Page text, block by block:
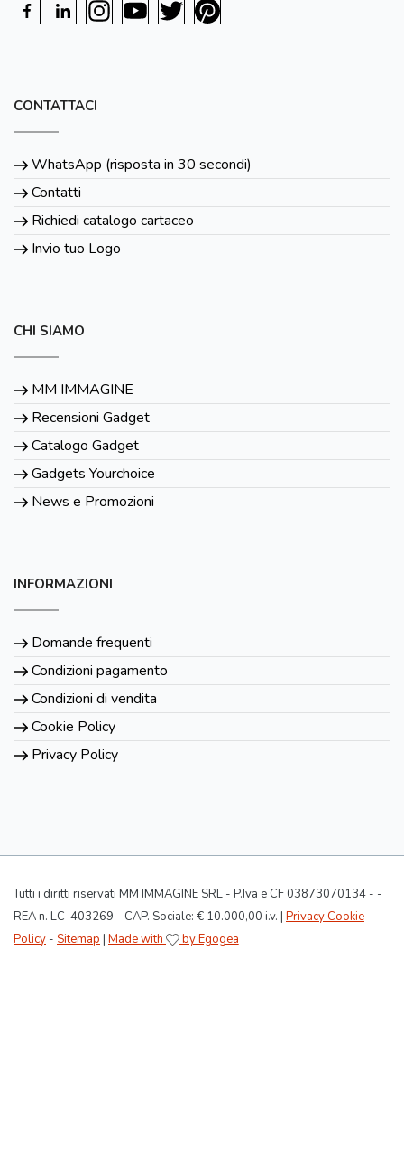
CONTATTACI
WhatsApp (risposta in 30 secondi)
Contatti
Richiedi catalogo cartaceo
Invio tuo Logo
CHI SIAMO
MM IMMAGINE
Recensioni Gadget
Catalogo Gadget
Gadgets Yourchoice
News e Promozioni
INFORMAZIONI
Domande frequenti
Condizioni pagamento
Condizioni di vendita
Cookie Policy
Privacy Policy
Tutti i diritti riservati MM IMMAGINE SRL - P.Iva e CF 03873070134 - -
REA n. LC-403269 - CAP. Sociale: € 10.000,00 i.v. | Privacy Cookie
Policy - Sitemap | Made with by Egogea